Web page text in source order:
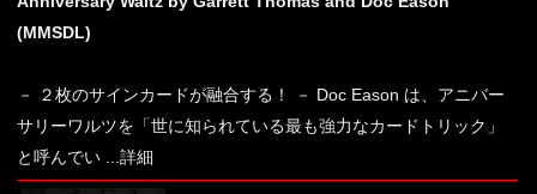
(MMSDL)
－ ２枚のサインカードが融合する！ － Doc Eason は、アニバー
サリーワルツを「世に知られている最も強力なカードトリック」
と呼んでい ...詳細